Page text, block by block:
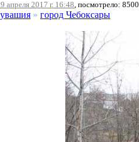
апреля 2017 г. 16:48, посмотрело: 8500
» город Чебоксары